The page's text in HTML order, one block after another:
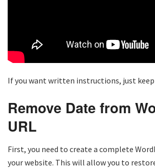
If you want written instructions, just keep
Remove Date from
URL
First, you need to create a complete
your website. This will allow you to